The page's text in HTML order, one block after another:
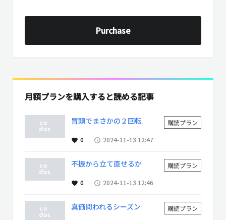
Purchase
月額プランを購入すると読める記事
冒頭でまさかの２回転 購読プラン
favorite 0 access_time 2024-11-13 12:47
不振から立て直せるか 購読プラン
favorite 0 access_time 2024-11-13 12:46
真価問われるシーズン 購読プラン